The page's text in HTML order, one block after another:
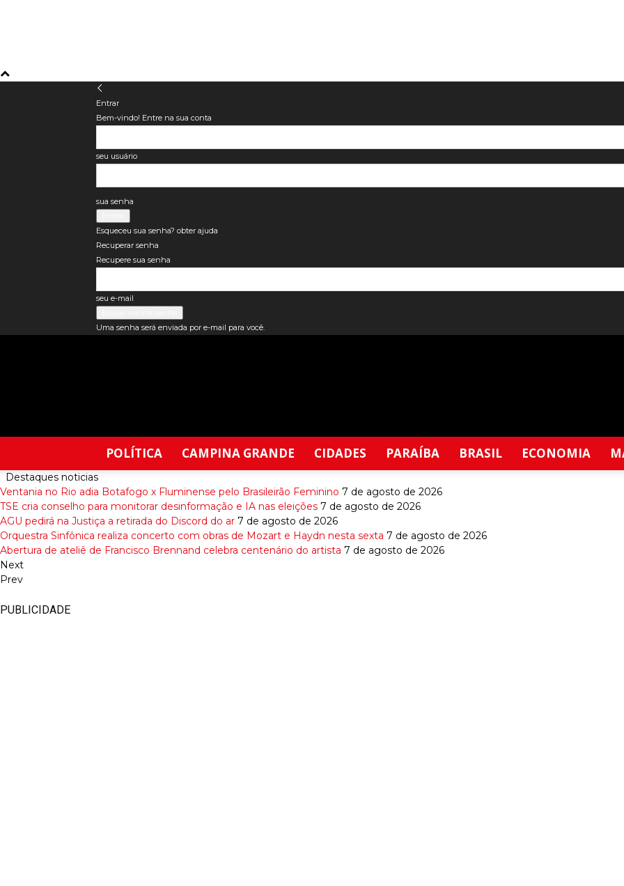
Entrar
Bem-vindo! Entre na sua conta
seu usuário
sua senha
Esqueceu sua senha? obter ajuda
Recuperar senha
Recupere sua senha
seu e-mail
Uma senha será enviada por e-mail para você.
POLÍTICA CAMPINA GRANDE CIDADES PARAÍBA BRASIL ECONOMIA
Destaques noticias
Ventania no Rio adia Botafogo x Fluminense pelo Brasileirão Feminino 7 de agosto de 2026
TSE cria conselho para monitorar desinformação e IA nas eleições 7 de agosto de 2026
AGU pedirá na Justiça a retirada do Discord do ar 7 de agosto de 2026
Orquestra Sinfônica realiza concerto com obras de Mozart e Haydn nesta sexta 7 de agosto de 2026
Abertura de ateliê de Francisco Brennand celebra centenário do artista 7 de agosto de 2026
Next
Prev
PUBLICIDADE